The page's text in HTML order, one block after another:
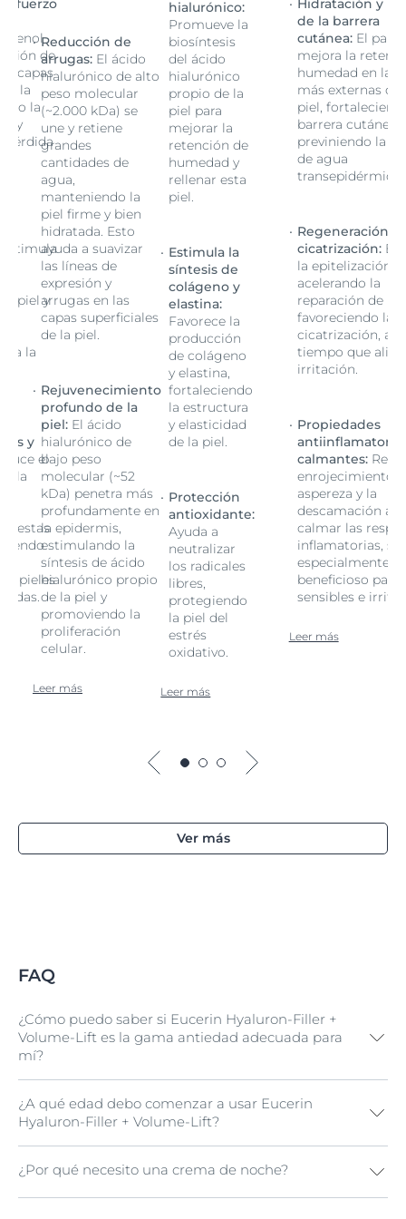
de
capas
la
la
y
pérdida
piel y
la
y
el
la
pieles
Reducción de
arrugas:El ácido
hialurónico de alto
peso molecular
(~2.000 kDa) se
une y retiene
grandes
cantidades de
agua,
manteniendo la
piel firme y bien
hidratada. Esto
ayuda a suavizar
las líneas de
expresión y
arrugas en las
capas superficiales
de la piel.
Rejuvenecimiento
profundo de la
piel: El ácido
hialurónico de
bajo peso
molecular (~52
kDa) penetra más
profundamente en
la epidermis,
estimulando la
síntesis de ácido
hialurónico propio
de la piel y
promoviendo la
proliferación
celular.
Leer más
hialurónico:
Promueve la
biosíntesis
del ácido
hialurónico
propio de la
piel para
mejorar la
retención de
humedad y
rellenar esta
piel.
Estimula la
síntesis de
colágeno y
elastina:
Favorece la
producción
de colágeno
y elastina,
fortaleciendo
la estructura
y elasticidad
de la piel.
Protección
antioxidante:
Ayuda a
neutralizar
los radicales
libres,
protegiendo
la piel del
estrés
oxidativo.
Leer más
de la barrera
cutánea:El
mejora la
humedad en las
más externas de
piel,
barrera cutánea y
previniendo la
de agua
transepidérmica.
Regeneración y
cicatrización:
la epitelización,
acelerando la
reparación de la
favoreciendo la
cicatrización, al
tiempo que
irritación.
Propiedades
calmantes:
enrojecimiento,
aspereza y la
descamación al
calmar las
inflamatorias,
especialmente
beneficioso para
sensibles e
Leer más
Ver más
FAQ
¿Cómo puedo saber si Eucerin Hyaluron-Filler +
Volume-Lift es la gama antiedad adecuada para
mí?
La gama Eucerin Hyaluron-Filler + Volume-Lift se ha
formulado especialmente para rellenar las arrugas
marcadas y redefinir los contornos faciales a fin de
única como nosotros mismos, y la piel envejece de
manera diferente dependiendo de nuestra genética y
¿A qué edad debo comenzar a usar Eucerin
Hyaluron-Filler + Volume-Lift?
Nuestra piel es tan diferente como nosotros mismos,
¿Por qué necesito una crema de noche?